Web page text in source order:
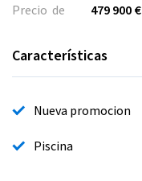
Precio de
479 900 €
Características
Nueva promocion
Piscina